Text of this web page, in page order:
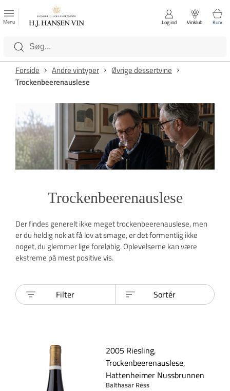
Luk
Kategorier
Menu Log ind Vinklub Kurv
Forside Andre vintyper
Øvrige dessertvine
Trockenbeerenauslese
Trockenbeerenauslese
Der findes generelt ikke meget trockenbeerenauslese, men
er du heldig nok at få lov at smage, er det formentlig ikke
noget, du glemmer lige foreløbig. Oplevelserne kan være
ekstreme på mest positive vis.
Filter Sortér
2005 Riesling,
Trockenbeerenauslese,
Hattenheimer Nussbrunnen
Balthasar Ress